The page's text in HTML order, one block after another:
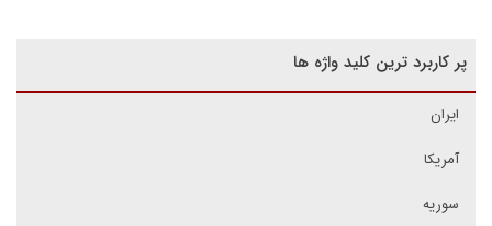
پر کاربرد ترین کلید واژه ها
ایران
آمریکا
سوریه